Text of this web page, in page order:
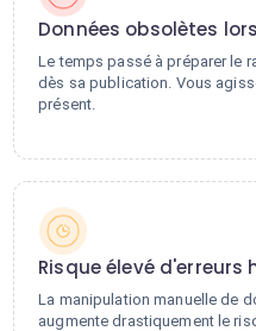
Données obsolètes
Le temps passé à préparer le
dès sa publication. Vous
présent.
Risque élevé d'erreurs
La manipulation manuelle de
augmente drastiquement le